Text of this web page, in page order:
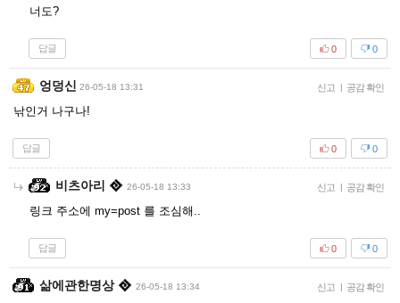
너도?
답글 0
0
엉덩신 26-05-18 13:31 신고 | 공감 확인
낚인거 나구나!
답글 0
0
비츠아리 26-05-18 13:33 신고 | 공감 확인
링크 주소에 my=post 를 조심해..
답글 0
0
삶에관한명상 26-05-18 13:34 신고 | 공감 확인